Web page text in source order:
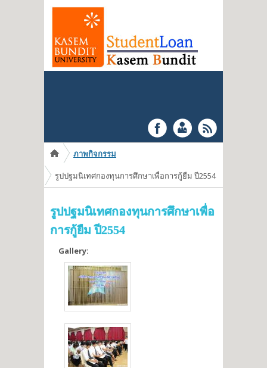
You are here
ภาพกิจกรรม
รูปปฐมนิเทศกองทุนการศึกษาเพื่อการกู้ยืม ปี2554
รูปปฐมนิเทศกองทุนการศึกษาเพื่อ
การกู้ยืม ปี2554
Gallery: